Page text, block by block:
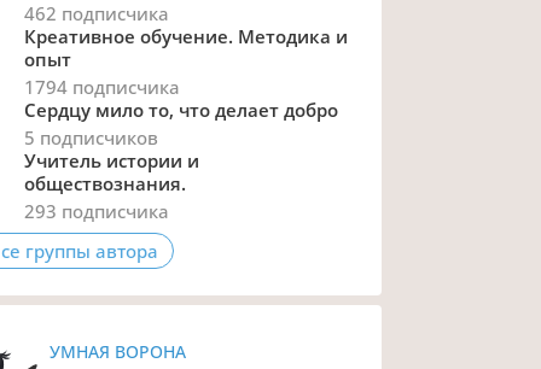
462 подписчика
Креативное обучение. Методика и
опыт
1794 подписчика
Сердцу мило то, что делает добро
5 подписчиков
Учитель истории и
обществознания.
293 подписчика
группы автора
УМНАЯ ВОРОНА